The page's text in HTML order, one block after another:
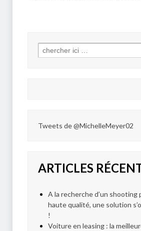
Search for:
Tweets de @MichelleMeyer02
ARTICLES
A la recherche d’un shooting
haute qualité, une solution
!
Voiture en leasing : la